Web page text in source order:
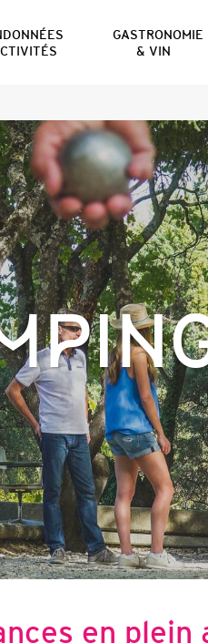
GASTRONOMIE
& VIN
en plein